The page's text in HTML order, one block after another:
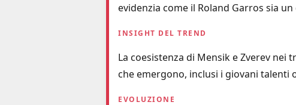
evidenzia come il Roland Garros sia
INSIGHT DEL TREND
La coesistenza di Mensik e Zverev
che emergono, inclusi i giovani talenti
EVOLUZIONE